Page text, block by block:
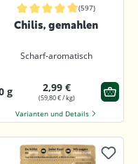
5 Sternen
Durchschnittliche Bewertung von
(597)
Chilis, gemahlen
Scharf-aromatisch
g 2,99 €
(59,80 € / kg)
Varianten und Details